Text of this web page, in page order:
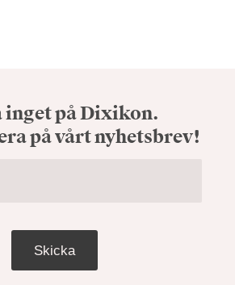
inget på Dixikon.
på vårt nyhetsbrev!
Skicka